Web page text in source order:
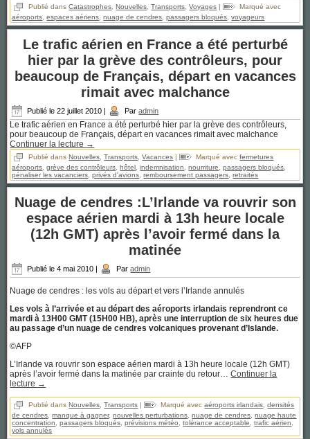
Publié dans Catastrophes ,Nouvelles ,Transports ,Voyages |
Marqué avec
aéroports,espaces aériens,nuage de cendres,passagers bloqués,voyageurs
Le trafic aérien en France a été perturbé
hier par la grève des contrôleurs, pour
beaucoup de Français, départ en vacances
rimait avec malchance
Publié le 22 juillet 2010 Par admin
Le trafic aérien en France a été perturbé hier par la grève des contrôleurs,
pour beaucoup de Français, départ en vacances rimait avec malchance
Continuer la lecture →
Publié dans Nouvelles ,Transports ,Vacances | Marqué avec fermetures
aéroports,grève des contrôleurs, hôtel ,indemnisation,nourriture,passagers bloqués,
pénaliser les vacanciers,privés d'avions,remboursement passagers,retraités
Nuage de cendres :L’Irlande va rouvrir son
espace aérien mardi à 13h heure locale
(12h GMT) après l’avoir fermé dans la
matinée
Publié le 4 mai 2010 Par admin
Nuage de cendres : les vols au départ et vers l’Irlande annulés
Les vols à l’arrivée et au départ des aéroports irlandais reprendront ce
mardi à 13H00 GMT (15H00 HB), après une interruption de six heures due
au passage d’un nuage de cendres volcaniques provenant d’Islande.
©AFP
L’Irlande va rouvrir son espace aérien mardi à 13h heure locale (12h GMT)
après l’avoir fermé dans la matinée par crainte du retour…Continuer la
lecture →
Publié dans Nouvelles ,Transports | Marqué avec aéroports irlandais ,densités
de cendres,manque à gagner,nouvelles perturbations,nuage de cendres,nuage haute
concentration,passagers bloqués,prévisions météo,tolérance acceptable,trafic aérien,
vols annulés